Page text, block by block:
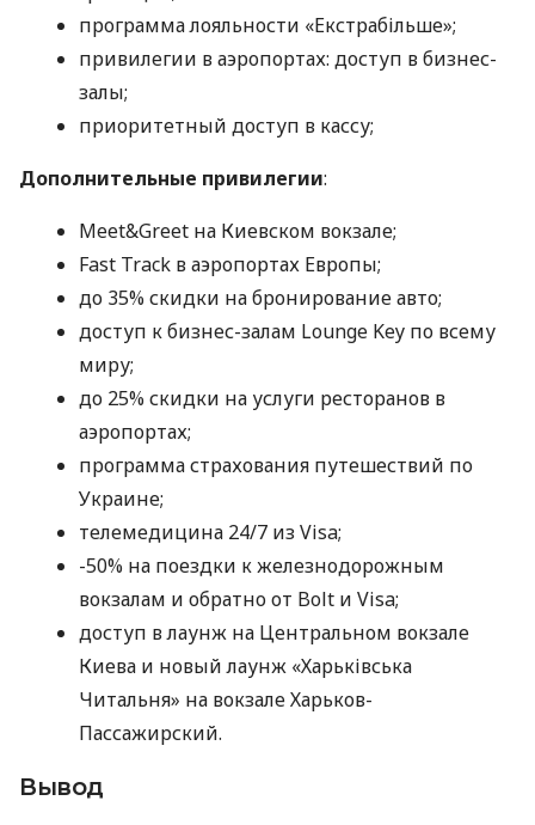
программа лояльности «Екстрабільше»;
привилегии в аэропортах: доступ в бизнес-
залы;
приоритетный доступ в кассу;
Дополнительные привилегии:
Meet&Greet на Киевском вокзале;
Fast Track в аэропортах Европы;
до 35% скидки на бронирование авто;
доступ к бизнес-залам Lounge Key по всему
миру;
до 25% скидки на услуги ресторанов в
аэропортах;
программа страхования путешествий по
Украине;
телемедицина 24/7 из Visa;
-50% на поездки к железнодорожным
вокзалам и обратно от Bolt и Visa;
доступ в лаунж на Центральном вокзале
Киева и новый лаунж «Харьківська
Читальня» на вокзале Харьков-
Пассажирский.
Вывод